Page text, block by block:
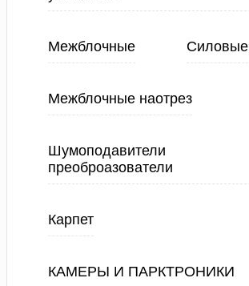
Межблочные Силовые
Межблочные наотрез
Шумоподавители
преоброазователи
Карпет
КАМЕРЫ И ПАРКТРОНИКИ